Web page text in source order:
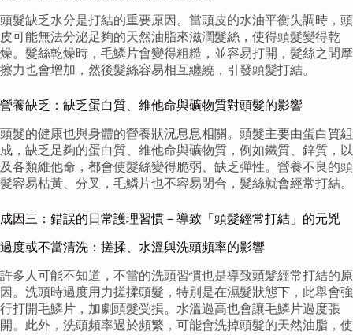
頭髮缺乏水分是打結的重要原因。當頭皮的水油平衡失調時，頭
皮可能無法分泌足夠的天然油脂來滋潤髮絲，使得頭髮變得乾
燥。髮絲乾燥時，毛鱗片會變得粗糙，並容易打開，髮絲之間摩
擦力也會增加，然後髮絲容易相互纏繞，引發頭髮打結。
營養缺乏：缺乏蛋白質、維他命與礦物質對頭髮的影響
頭髮的健康也與身體的營養狀況息息相關。頭髮主要由蛋白質組
成，缺乏足夠的蛋白質、維他命與礦物質，例如鐵質、鋅質，以
及各類維他命，都會使髮絲變得脆弱、缺乏彈性。營養不良的頭
髮容易枯黃、分叉，毛鱗片也不容易閉合，髮絲就會經常打結。
成因三：錯誤的日常護理習慣－導致「頭髮經常打結」的元兇
過度或不當清洗：搓揉、水溫與洗頭頻率的影響
許多人可能不知道，不當的洗頭習慣也是導致頭髮經常打結的原
因。洗頭時過度用力搓揉頭髮，特別是在濕髮狀態下，此舉會強
行打開毛鱗片，加劇頭髮受損。水溫過高也會讓毛鱗片過度張
開。此外，洗頭頻率過於頻繁，可能會洗掉頭髮的天然油脂，使